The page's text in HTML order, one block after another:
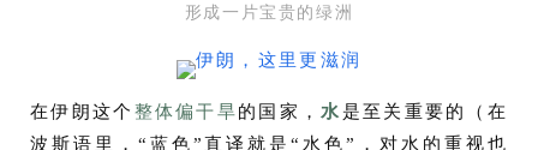
形成一片宝贵的绿洲
在伊朗这个 整体偏干旱的国家，水是至关重要的（在
波斯语里，“蓝色”直译就是“水色”，对水的重视也